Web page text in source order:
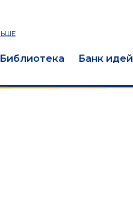
Библиотека Банк идей